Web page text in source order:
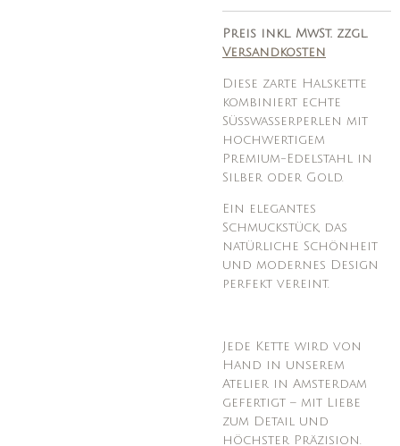
Preis inkl. MwSt. zzgl.
Versandkosten
Diese zarte Halskette
kombiniert echte
Süßwasserperlen mit
hochwertigem
Premium-Edelstahl in
Silber oder Gold.
Ein elegantes
Schmuckstück, das
natürliche Schönheit
und modernes Design
perfekt vereint.
Jede Kette wird von
Hand in unserem
Atelier in Amsterdam
gefertigt – mit Liebe
zum Detail und
höchster Präzision.